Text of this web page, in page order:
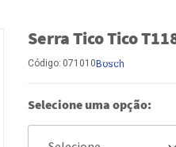
Serra Tico Tico
Código: 071010Bosch
Selecione uma opção: